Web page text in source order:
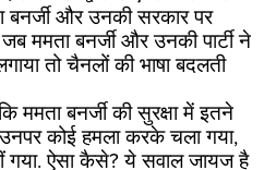
बनर्जी और उनकी सरकार पर
ममता बनर्जी और उनकी पार्टी ने
तो चैनलों की भाषा बदलती
ममता बनर्जी की सुरक्षा में इतने
कोई हमला करके चला गया,
गया. ऐसा कैसे? ये सवाल जायज है